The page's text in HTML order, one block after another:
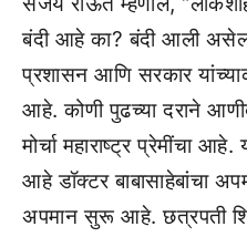
बंदी आहे का? बंदी आली असेल
प्रशासन आणि सरकार
आहे. कोणी पुढच्या दराने
मोर्चा महाराष्ट्र प्रेमींचा
आहे डॉक्टर बाबासाहेबांचा
अपमान सुरू आहे. छत्रपती